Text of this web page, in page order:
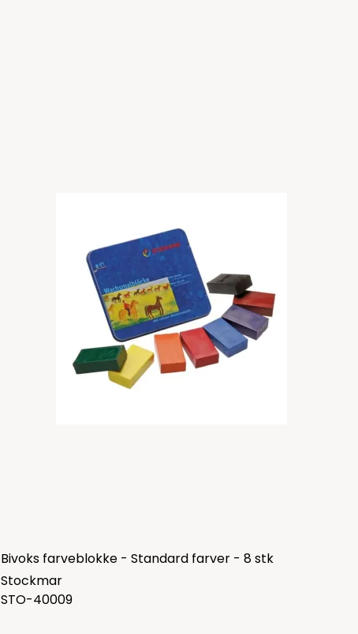
Bivoks farveblokke - Standard farver - 8 stk
Stockmar
STO-40009